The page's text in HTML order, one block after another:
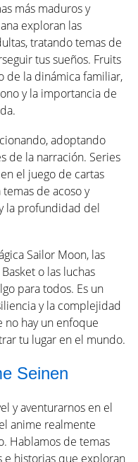
más maduros y
exploran las
tratando temas de
tus sueños. Fruits
de la dinámica familiar,
y la importancia de
adoptando
de la narración. Series
el juego de cartas
de acoso y
la profundidad del
Sailor Moon, las
o las luchas
para todos. Es un
y la complejidad
no hay un enfoque
tu lugar en el mundo.
Seinen
y aventurarnos en el
anime realmente
Hablamos de temas
e historias que exploran